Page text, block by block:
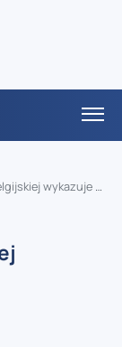
systemu pomiarowego